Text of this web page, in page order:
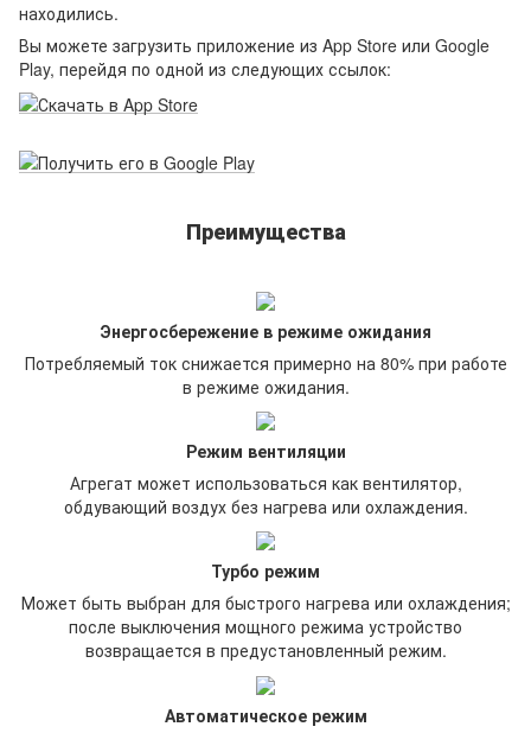
находились.
Вы можете загрузить приложение из App Store или Google
Play, перейдя по одной из следующих ссылок:
Преимущества
Энергосбережение в режиме ожидания
Потребляемый ток снижается примерно на 80% при работе
в режиме ожидания.
Режим вентиляции
Агрегат может использоваться как вентилятор,
обдувающий воздух без нагрева или охлаждения.
Турбо режим
Может быть выбран для быстрого нагрева или охлаждения;
после выключения мощного режима устройство
возвращается в предустановленный режим.
Автоматическое режим